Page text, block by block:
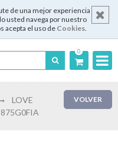
de una mejor experiencia
usted navega por nuestro
acepta el uso de Cookies.
0
VOLVER
LOVE